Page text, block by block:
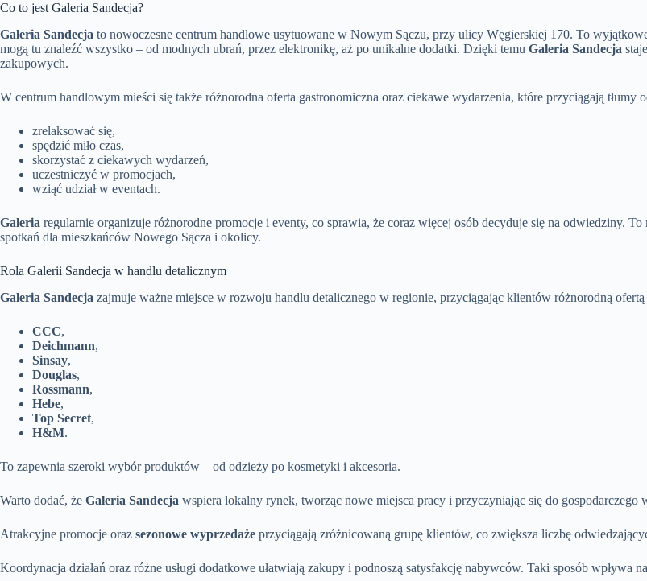
Co to jest Galeria Sandecja?
Galeria Sandecja to nowoczesne centrum handlowe usytuowane w Nowym Sączu, przy ulicy Węgierskiej 170. To
mogą tu znaleźć wszystko – od modnych ubrań, przez elektronikę, aż po unikalne dodatki. Dzięki temu Galeria Sandecja
zakupowych.
W centrum handlowym mieści się także różnorodna oferta gastronomiczna oraz ciekawe wydarzenia, które przyciągają
zrelaksować się,
spędzić miło czas,
skorzystać z ciekawych wydarzeń,
uczestniczyć w promocjach,
wziąć udział w eventach.
Galeria regularnie organizuje różnorodne promocje i eventy, co sprawia, że coraz więcej osób decyduje się na odwiedziny.
spotkań dla mieszkańców Nowego Sącza i okolicy.
Rola Galerii Sandecja w handlu detalicznym
Galeria Sandecja zajmuje ważne miejsce w rozwoju handlu detalicznego w regionie, przyciągając klientów różnorodną
CCC,
Deichmann,
Sinsay,
Douglas,
Rossmann,
Hebe,
Top Secret,
H&M.
To zapewnia szeroki wybór produktów – od odzieży po kosmetyki i akcesoria.
Warto dodać, że Galeria Sandecja wspiera lokalny rynek, tworząc nowe miejsca pracy i przyczyniając się do gospodarczego
Atrakcyjne promocje oraz sezonowe wyprzedaże przyciągają zróżnicowaną grupę klientów, co zwiększa liczbę
Koordynacja działań oraz różne usługi dodatkowe ułatwiają zakupy i podnoszą satysfakcję nabywców. Taki sposób